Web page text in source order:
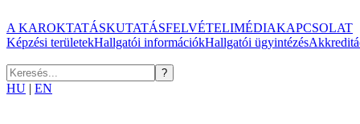
A KAROKTATÁSKUTATÁSFELVÉTELIMÉDIAKAPCSOLAT
Képzési területekHallgatói információkHallgatói ügyintézés
HU | EN